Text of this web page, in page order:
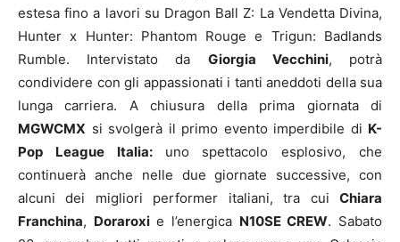
estesa fino a lavori su Dragon Ball Z: La Vendetta Divina,
Hunter x Hunter: Phantom Rouge e Trigun: Badlands
Rumble. Intervistato da Giorgia Vecchini, potrà
condividere con gli appassionati i tanti aneddoti della sua
lunga carriera. A chiusura della prima giornata di
MGWCMX si svolgerà il primo evento imperdibile di K-
Pop League Italia: uno spettacolo esplosivo, che
continuerà anche nelle due giornate successive, con
alcuni dei migliori performer italiani, tra cui Chiara
Franchina, Doraroxie l’energica N10SE CREW. Sabato